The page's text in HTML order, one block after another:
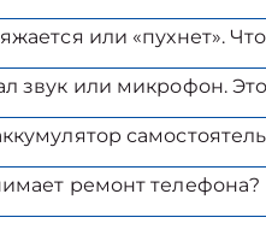
или «пухнет».
звук или микрофон.
ремонт телефона?